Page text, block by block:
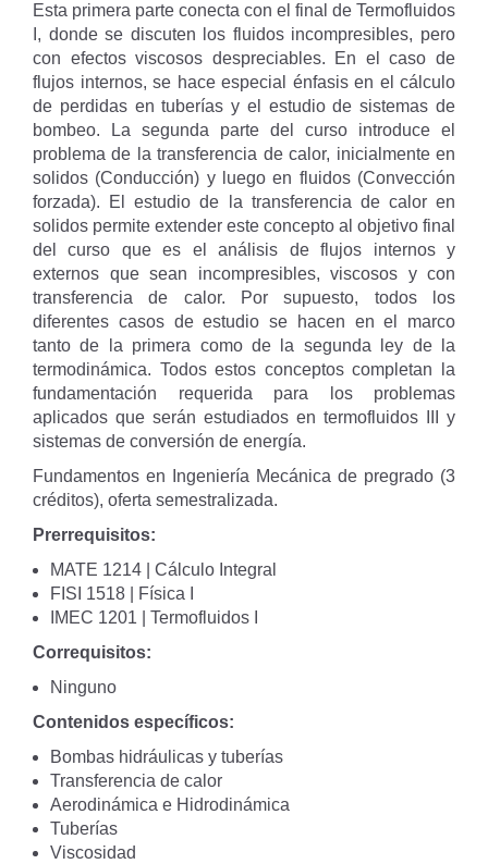
Esta primera parte conecta con el final de Termofluidos
I, donde se discuten los fluidos incompresibles, pero
con efectos viscosos despreciables. En el caso de
flujos internos, se hace especial énfasis en el cálculo
de perdidas en tuberías y el estudio de sistemas de
bombeo. La segunda parte del curso introduce el
problema de la transferencia de calor, inicialmente en
solidos (Conducción) y luego en fluidos (Convección
forzada). El estudio de la transferencia de calor en
solidos permite extender este concepto al objetivo final
del curso que es el análisis de flujos internos y
externos que sean incompresibles, viscosos y con
transferencia de calor. Por supuesto, todos los
diferentes casos de estudio se hacen en el marco
tanto de la primera como de la segunda ley de la
termodinámica. Todos estos conceptos completan la
fundamentación requerida para los problemas
aplicados que serán estudiados en termofluidos III y
sistemas de conversión de energía.
Fundamentos en Ingeniería Mecánica de pregrado (3
créditos), oferta semestralizada.
Prerrequisitos:
MATE 1214 | Cálculo Integral
FISI 1518 | Física I
IMEC 1201 | Termofluidos I
Correquisitos:
Ninguno
Contenidos específicos:
Bombas hidráulicas y tuberías
Transferencia de calor
Aerodinámica e Hidrodinámica
Tuberías
Viscosidad